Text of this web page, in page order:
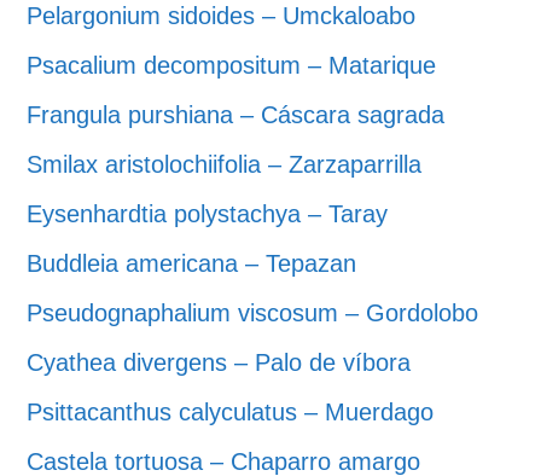
Pelargonium sidoides – Umckaloabo
Psacalium decompositum – Matarique
Frangula purshiana – Cáscara sagrada
Smilax aristolochiifolia – Zarzaparrilla
Eysenhardtia polystachya – Taray
Buddleia americana – Tepazan
Pseudognaphalium viscosum – Gordolobo
Cyathea divergens – Palo de víbora
Psittacanthus calyculatus – Muerdago
Castela tortuosa – Chaparro amargo